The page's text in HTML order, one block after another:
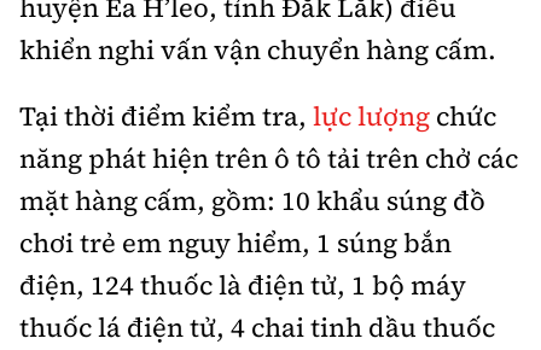
Tổng biên tập:Nguyễn Thị Hồng Nga
Phó Tổng biên tập:Nguyễn Sơn Tùng,
Hotline:
0901 514 799
Quảng cáo và Phát hành:
0915 057 282
Email:bandoc@baoxaydung.vn
Cấm sao chép dưới mọi hình thức nếu không có sự
chấp thuận bằng văn bản.
huyện Ea H’leo, tỉnh Đắk Lắk) điều
khiển nghi vấn vận chuyển hàng cấm.
Tại thời điểm kiểm tra, lực lượng chức
năng phát hiện trên ô tô tải trên chở các
mặt hàng cấm, gồm: 10 khẩu súng đồ
chơi trẻ em nguy hiểm, 1 súng bắn
điện, 124 thuốc là điện tử, 1 bộ máy
thuốc lá điện tử, 4 chai tinh dầu thuốc